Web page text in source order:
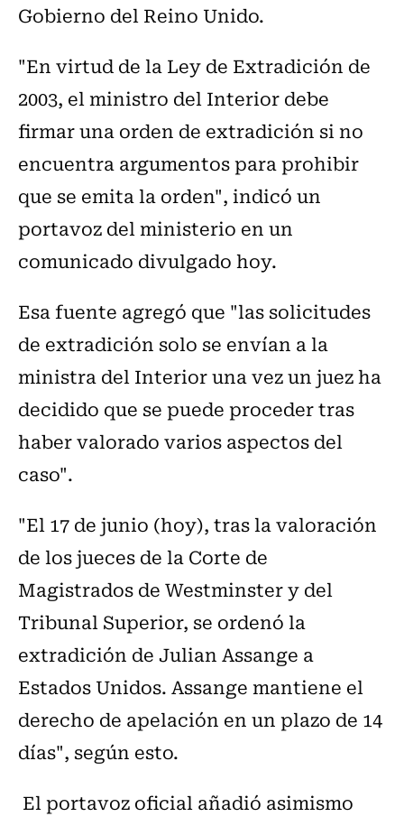
Gobierno del Reino Unido.
"En virtud de la Ley de Extradición de
2003, el ministro del Interior debe
firmar una orden de extradición si no
encuentra argumentos para prohibir
que se emita la orden", indicó un
portavoz del ministerio en un
comunicado divulgado hoy.
Esa fuente agregó que "las solicitudes
de extradición solo se envían a la
ministra del Interior una vez un juez ha
decidido que se puede proceder tras
haber valorado varios aspectos del
caso".
"El 17 de junio (hoy), tras la valoración
de los jueces de la Corte de
Magistrados de Westminster y del
Tribunal Superior, se ordenó la
extradición de Julian Assange a
Estados Unidos. Assange mantiene el
derecho de apelación en un plazo de 14
días", según esto.
El portavoz oficial añadió asimismo